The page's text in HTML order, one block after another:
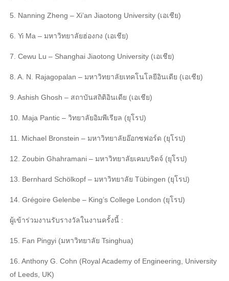
5. Nanning Zheng – Xi’an Jiaotong University (เอเชีย)
6. Yi Ma – มหาวิทยาลัยฮ่องกง (เอเชีย)
7. Cewu Lu – Shanghai Jiaotong University (เอเชีย)
8. A. N. Rajagopalan – มหาวิทยาลัยเทคโนโลยีอินเดีย (เอเชีย)
9. Ashish Ghosh – สถาบันสถิติอินเดีย (เอเชีย)
10. Maja Pantic – วิทยาลัยอิมพีเรียล (ยุโรป)
11. Michael Bronstein – มหาวิทยาลัยอ๊อกซฟอร์ด (ยุโรป)
12. Zoubin Ghahramani – มหาวิทยาลัยเคมบริดจ์ (ยุโรป)
13. Bernhard Schölkopf – มหาวิทยาลัย Tübingen (ยุโรป)
14. Grégoire Gelenbe – King’s College London (ยุโรป)
ผู้เข้าร่วมงานรับรางวัลในงานครั้งนี้ :
15. Fan Pingyi (มหาวิทยาลัย Tsinghua)
16. Anthony G. Cohn (Royal Academy of Engineering, University
of Leeds, UK)